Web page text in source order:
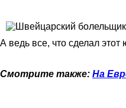
А ведь все, что сделал
Смотрите также: На